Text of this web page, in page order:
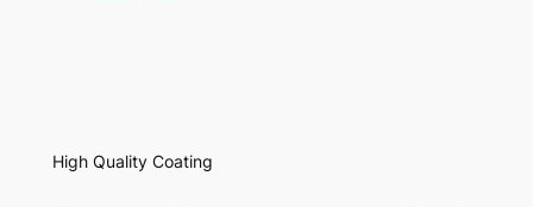
High Quality Coating